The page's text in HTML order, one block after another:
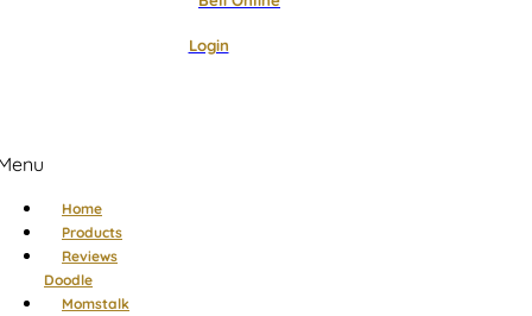
Login
Home
Products
Reviews
Doodle
Momstalk